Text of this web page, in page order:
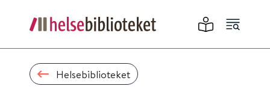
Helsebiblioteket